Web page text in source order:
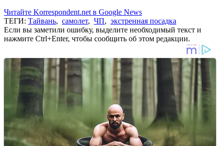
Читайте Korrespondent.net в Google News
ТЕГИ: Тайвань, самолет, ЧП, экстренная посадка
Если вы заметили ошибку, выделите необходимый текст и
нажмите Ctrl+Enter, чтобы сообщить об этом редакции.